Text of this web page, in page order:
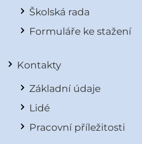
Školská rada
Formuláře ke stažení
Kontakty
Základní údaje
Lidé
Pracovní příležitosti